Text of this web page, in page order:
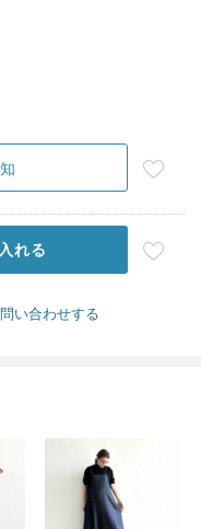
れる
い合わせする